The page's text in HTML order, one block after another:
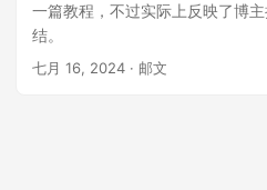
一篇教程，不过实际上反映了博
结。
七月 16, 2024 · 邮文